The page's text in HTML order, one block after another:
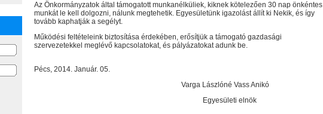
Az Önkormányzatok által támogatott munkanélküliek, kiknek kötelezően 30 nap önkéntes
munkát le kell dolgozni, nálunk megtehetik. Egyesületünk igazolást állít ki Nekik, és így
tovább kaphatják a segélyt.
Működési feltételeink biztosítása érdekében, erősítjük a támogató gazdasági
szervezetekkel meglévő kapcsolatokat, és pályázatokat adunk be.
Pécs, 2014. Január. 05.
Varga Lászlóné Vass Anikó
Egyesületi elnök